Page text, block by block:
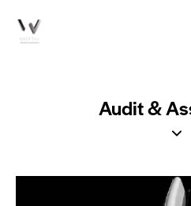
Audit &